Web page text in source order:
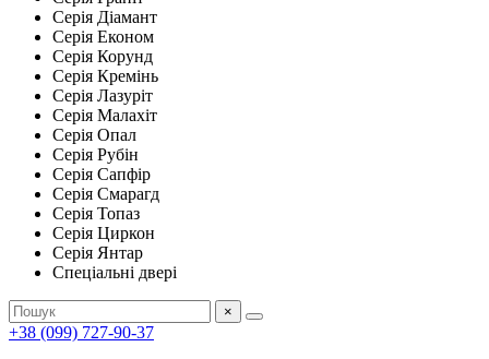
Серія Діамант
Серія Економ
Серія Корунд
Серія Кремінь
Серія Лазуріт
Серія Малахіт
Серія Опал
Серія Рубін
Серія Сапфір
Серія Смарагд
Серія Топаз
Серія Циркон
Серія Янтар
Спеціальні двері
×
+38 (099) 727-90-37